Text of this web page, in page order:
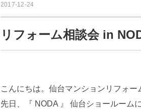
2017-12-24
リフォーム相談会 in
こんにちは。仙台マンションリフォー
先日、『 NODA 』 仙台ショールーム